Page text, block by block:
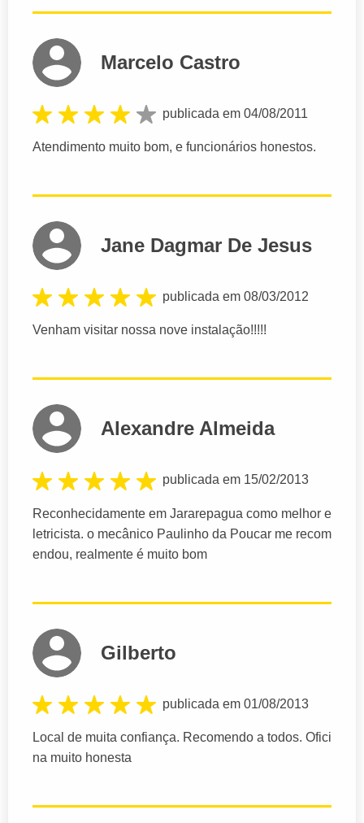
Marcelo Castro
publicada em 04/08/2011
Atendimento muito bom, e funcionários honestos.
Jane Dagmar De Jesus
publicada em 08/03/2012
Venham visitar nossa nove instalação!!!!!
Alexandre Almeida
publicada em 15/02/2013
Reconhecidamente em Jararepagua como melhor e
letricista. o mecânico Paulinho da Poucar me recom
endou, realmente é muito bom
Gilberto
publicada em 01/08/2013
Local de muita confiança. Recomendo a todos. Ofici
na muito honesta